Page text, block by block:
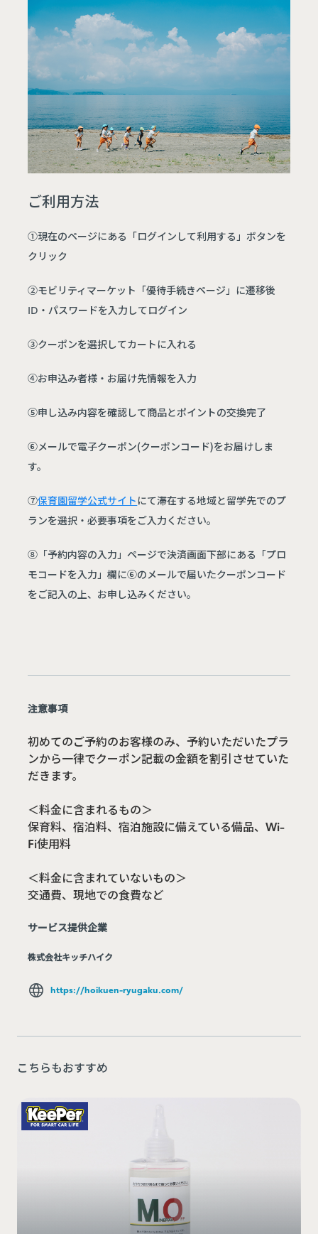
ご利用方法
①現在のページにある「ログインして利用する」ボタンを
クリック
②モビリティマーケット「優待手続きページ」に遷移後
ID・パスワードを入力してログイン
③クーポンを選択してカートに入れる
④お申込み者様・お届け先情報を入力
⑤申し込み内容を確認して商品とポイントの交換完了
⑥メールで電子クーポン(クーポンコード)をお届けしま
す。
⑦保育園留学公式サイトにて滞在する地域と留学先でのプ
ランを選択・必要事項をご入力ください。
⑧「予約内容の入力」ページで決済画面下部にある「プロ
モコードを入力」欄に⑥のメールで届いたクーポンコード
をご記入の上、お申し込みください。
注意事項
初めてのご予約のお客様のみ、予約いただいたプラ
ンから一律でクーポン記載の金額を割引させていた
だきます。
＜料金に含まれるもの＞
保育料、宿泊料、宿泊施設に備えている備品、Wi-
Fi使用料
＜料金に含まれていないもの＞
交通費、現地での食費など
サービス提供企業
株式会社キッチハイク
https://hoikuen-ryugaku.com/
こちらもおすすめ